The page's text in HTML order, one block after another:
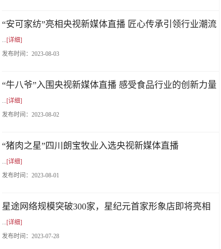
“安可家纺”亮相央视新媒体直播 匠心传承引领行业潮流
...[详细]
发布时间：2023-08-03
“牛八爷”入围央视新媒体直播 感受食品行业的创新力量
...[详细]
发布时间：2023-08-02
“猪肉之星”四川朗宝牧业入选央视新媒体直播
...[详细]
发布时间：2023-08-01
星途网络规模突破300家，星纪元首家形象店即将亮相
...[详细]
发布时间：2023-07-28